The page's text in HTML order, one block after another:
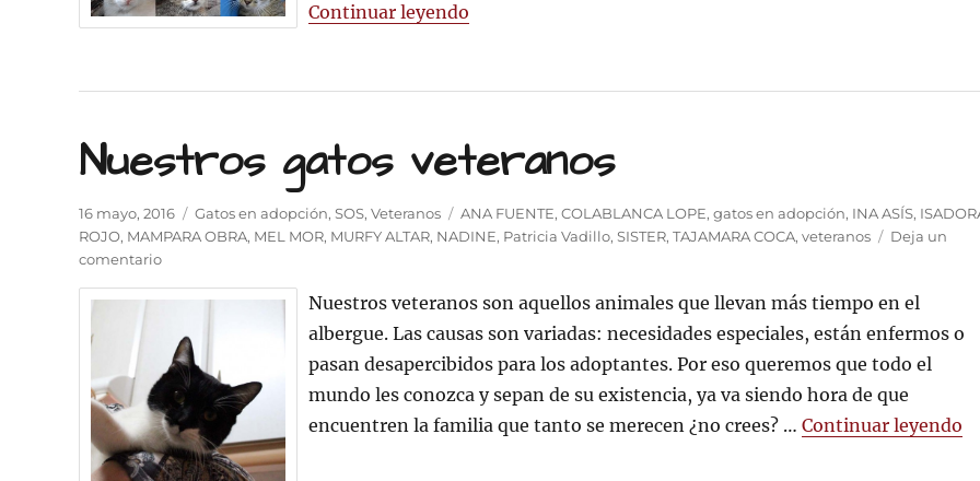
Continuar leyendo
Nuestros gatos veteranos
Publicado
el
16 mayo, 2016 Categorías
Gatos en adopción, SOS, Veteranos Etiquetas
ANA FUENTE, COLABLANCA LOPE, gatos en adopción, INA ASÍS,
ROJO, MAMPARA OBRA, MEL MOR, MURFY ALTAR, NADINE, Patricia Vadillo, SISTER, TAJAMARA COCA, veteranos
Deja un
comentarioen
Nuestros veteranos son aquellos animales que llevan más tiempo en el
albergue. Las causas son variadas: necesidades especiales, están enfermos o
pasan desapercibidos para los adoptantes. Por eso queremos que todo el
mundo les conozca y sepan de su existencia, ya va siendo hora de que
encuentren la familia que tanto se merecen ¿no crees? … Continuar leyendo